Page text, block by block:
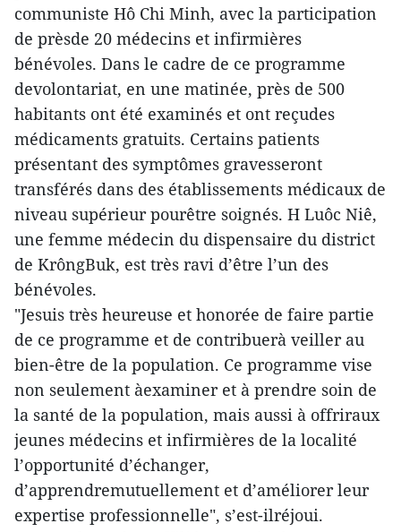
communiste Hô Chi Minh, avec la participation
de prèsde 20 médecins et infirmières
bénévoles. Dans le cadre de ce programme
devolontariat, en une matinée, près de 500
habitants ont été examinés et ont reçudes
médicaments gratuits. Certains patients
présentant des symptômes gravesseront
transférés dans des établissements médicaux de
niveau supérieur pourêtre soignés. H Luôc Niê,
une femme médecin du dispensaire du district
de KrôngBuk, est très ravi d’être l’un des
bénévoles.
"Jesuis très heureuse et honorée de faire partie
de ce programme et de contribuerà veiller au
bien-être de la population. Ce programme vise
non seulement àexaminer et à prendre soin de
la santé de la population, mais aussi à offriraux
jeunes médecins et infirmières de la localité
l’opportunité d’échanger,
d’apprendremutuellement et d’améliorer leur
expertise professionnelle", s’est-ilréjoui.